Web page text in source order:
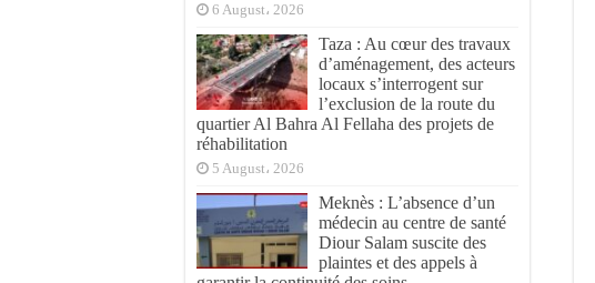
6 August، 2026
Taza : Au cœur des travaux
d’aménagement, des acteurs
locaux s’interrogent sur
l’exclusion de la route du
quartier Al Bahra Al Fellaha des projets de
réhabilitation
5 August، 2026
Meknès : L’absence d’un
médecin au centre de santé
Diour Salam suscite des
plaintes et des appels à